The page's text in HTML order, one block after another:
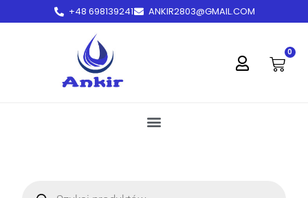
+48 698139241 ANKIR2803@GMAIL.COM
0